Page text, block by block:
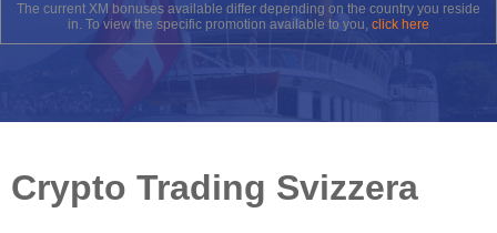
The current XM bonuses available differ depending on the country you reside
in. To view the specific promotion available to you, click here
Crypto Trading Svizzera